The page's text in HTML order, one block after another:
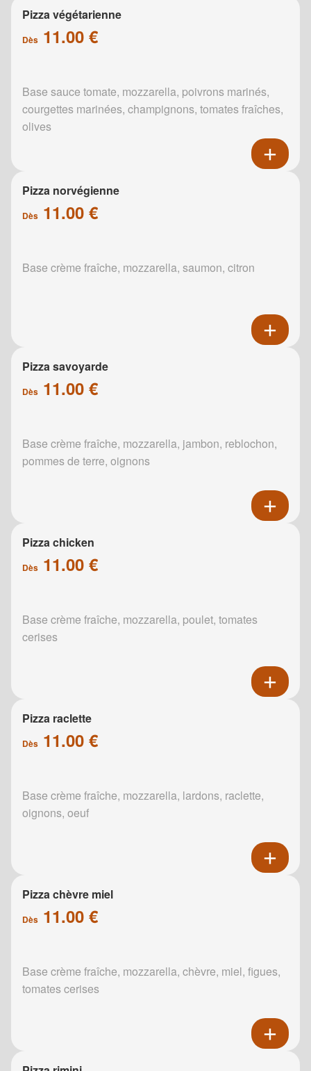
Pizza végétarienne
Dès 11.00 €
Base sauce tomate, mozzarella, poivrons marinés,
courgettes marinées, champignons, tomates fraîches,
olives
Pizza norvégienne
Dès 11.00 €
Base crème fraîche, mozzarella, saumon, citron
Pizza savoyarde
Dès 11.00 €
Base crème fraîche, mozzarella, jambon, reblochon,
pommes de terre, oignons
Pizza chicken
Dès 11.00 €
Base crème fraîche, mozzarella, poulet, tomates
cerises
Pizza raclette
Dès 11.00 €
Base crème fraîche, mozzarella, lardons, raclette,
oignons, oeuf
Pizza chèvre miel
Dès 11.00 €
Base crème fraîche, mozzarella, chèvre, miel, figues,
tomates cerises